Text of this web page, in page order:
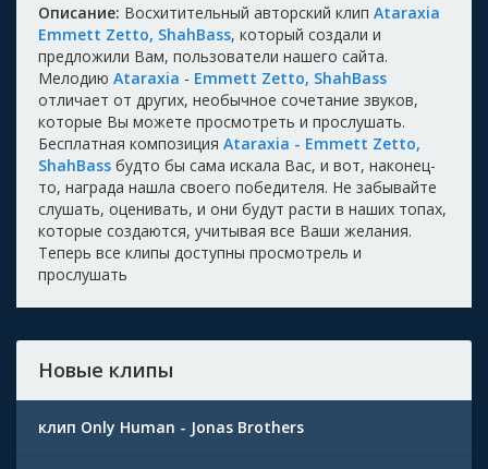
Описание: Восхитительный авторский клип Ataraxia
Emmett Zetto, ShahBass, который создали и
предложили Вам, пользователи нашего сайта.
Мелодию Ataraxia - Emmett Zetto, ShahBass
отличает от других, необычное сочетание звуков,
которые Вы можете просмотреть и прослушать.
Бесплатная композиция Ataraxia - Emmett Zetto,
ShahBass будто бы сама искала Вас, и вот, наконец-
то, награда нашла своего победителя. Не забывайте
слушать, оценивать, и они будут расти в наших топах,
которые создаются, учитывая все Ваши желания.
Теперь все клипы доступны просмотрель и
прослушать
Новые клипы
клип Only Human - Jonas Brothers